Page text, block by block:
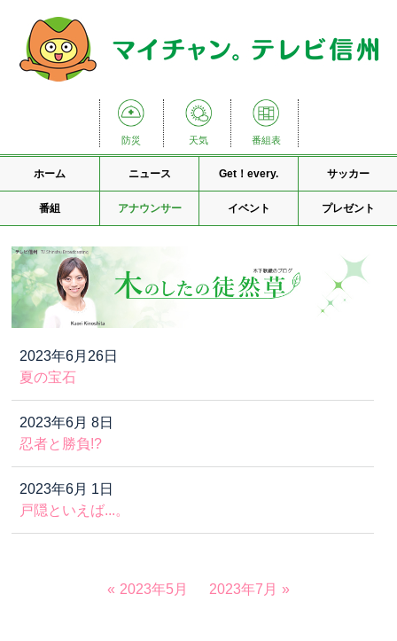
防災 天気 番組表
ホーム ニュース Get！every. サッカー
番組 アナウンサー イベント プレゼント
2023年6月26日
夏の宝石
2023年6月 8日
忍者と勝負!?
2023年6月 1日
戸隠といえば...。
2023年5月 2023年7月